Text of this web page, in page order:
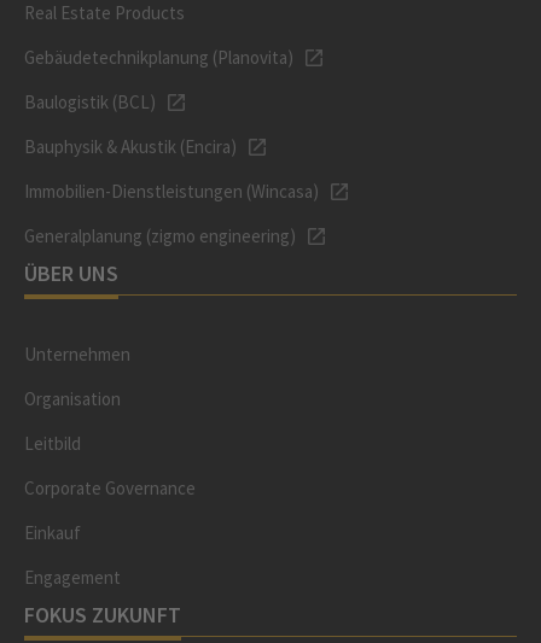
Real Estate Products
Gebäudetechnikplanung (Planovita)
Baulogistik (BCL)
Bauphysik & Akustik (Encira)
Immobilien-Dienstleistungen (Wincasa)
Generalplanung (zigmo engineering)
ÜBER UNS
Unternehmen
Organisation
Leitbild
Corporate Governance
Einkauf
Engagement
FOKUS ZUKUNFT